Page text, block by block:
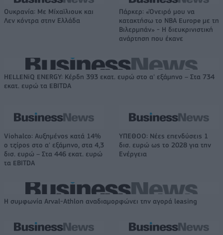
Ουκρανία: Με Μίχαϊλιουκ και
Λεν κόντρα στην Ελλάδα
Πάρκερ: «Όνειρό μου να
κατακτήσω το ΝΒΑ Europe με τη
Βιλερμπάν» - Η διευκρινιστική
ανάρτηση που έκανε
HELLENiQ ENERGY: Κέρδη 393 εκατ. ευρώ στο α' εξάμηνο – Στα 734
εκατ. ευρώ τα EBITDA
Viohalco: Αυξημένος κατά 14%
ο τζίρος στο α' εξάμηνο, στα 4,3
δισ. ευρώ – Στα 446 εκατ. ευρώ
τα EBITDA
ΥΠΕΘΟΟ: Νέες επενδύσεις 1
δισ. ευρώ ως το 2028 για την
Ενέργεια
Η συμφωνία Arval-Athlon αναδιαμορφώνει την αγορά leasing